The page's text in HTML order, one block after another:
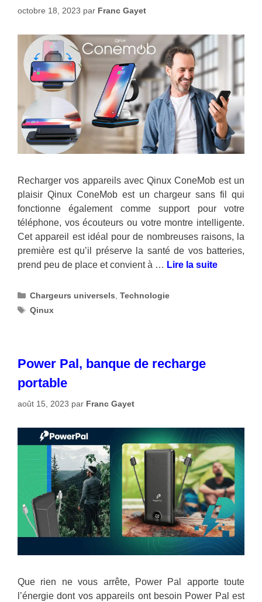
octobre 18, 2023 par Franc Gayet
Recharger vos appareils avec Qinux ConeMob est un
plaisir Qinux ConeMob est un chargeur sans fil qui
fonctionne également comme support pour votre
téléphone, vos écouteurs ou votre montre intelligente.
Cet appareil est idéal pour de nombreuses raisons, la
première est qu’il préserve la santé de vos batteries,
prend peu de place et convient à … Lire la suite
Catégories
Chargeurs universels ,Technologie
Étiquettes
Qinux
Power Pal, banque de recharge
portable
août 15, 2023 par Franc Gayet
Que rien ne vous arrête, Power Pal apporte toute
l’énergie dont vos appareils ont besoin Power Pal est